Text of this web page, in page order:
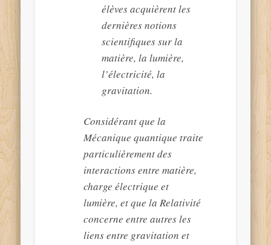
élèves acquièrent les
dernières notions
scientifiques sur la
matière, la lumière,
l’électricité, la
gravitation.
Considérant que la
Mécanique quantique traite
particulièrement des
interactions entre matière,
charge électrique et
lumière, et que la Relativité
concerne entre autres les
liens entre gravitation et